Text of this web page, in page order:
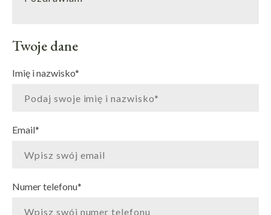
Twoje dane
Imię i nazwisko*
Email*
Numer telefonu*